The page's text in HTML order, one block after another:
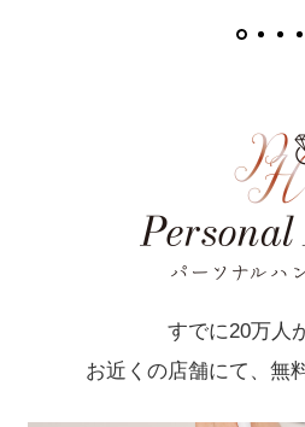
すでに20万人
お近くの店舗にて、無